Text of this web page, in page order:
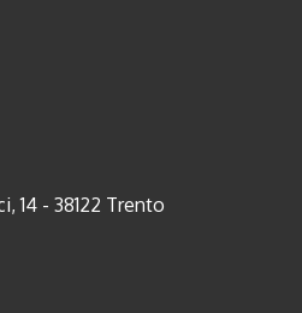
14 - 38122 Trento